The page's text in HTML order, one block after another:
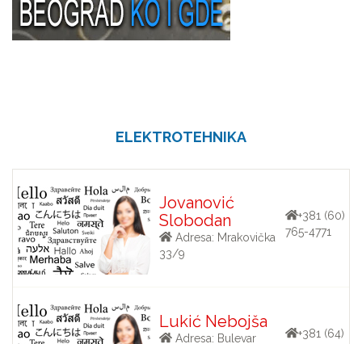
ELEKTROTEHNIKA
Jovanović
Slobodan
Adresa: Mrakovička
33/9
+381 (60)
765-4771
Lukić Nebojša
Adresa: Bulevar
+381 (64)